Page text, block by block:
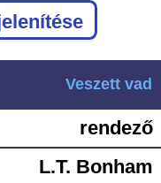
Veszett vad
rendező
L.T. Bonham